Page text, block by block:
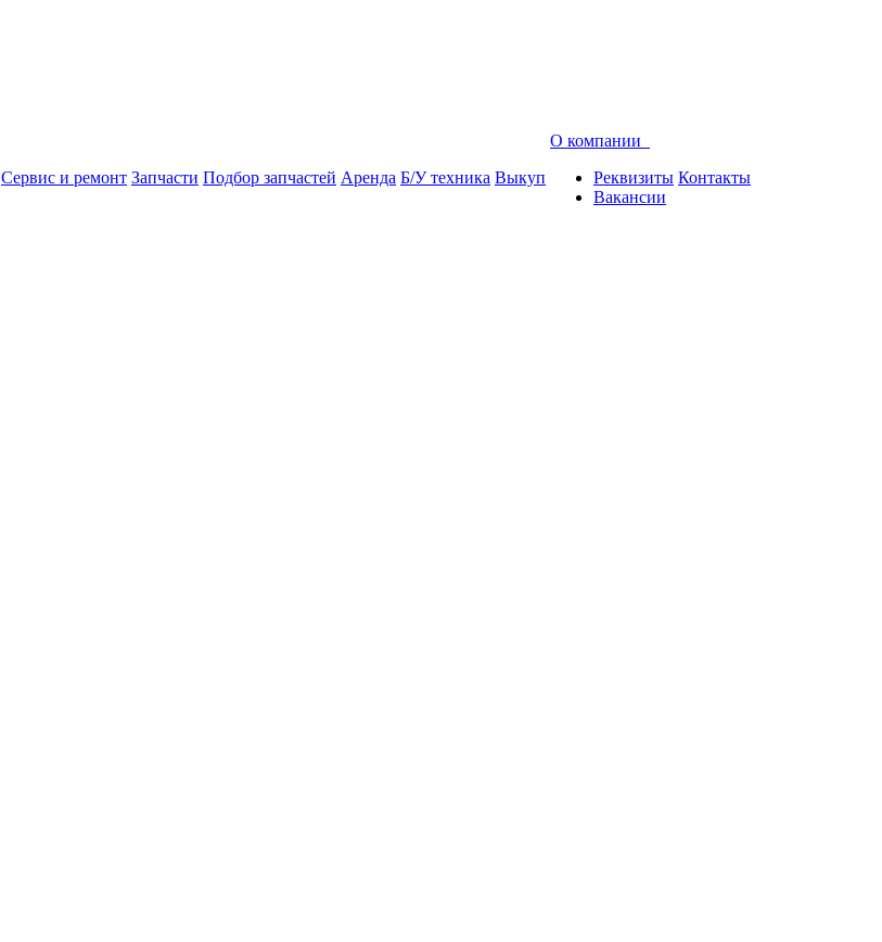
Сервис и ремонт Запчасти Подбор запчастей Аренда Б/У техника Выкуп
О компании
Реквизиты
Вакансии
Контакты